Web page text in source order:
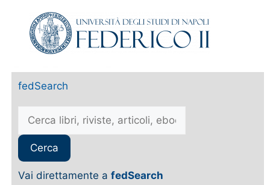
fedSearch
Vai direttamente a fedSearch